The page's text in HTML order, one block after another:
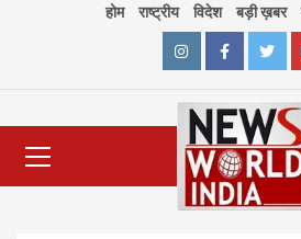
होम राष्ट्रीय विदेश बड़ी ख़बर
InstagramFacebook
Menu